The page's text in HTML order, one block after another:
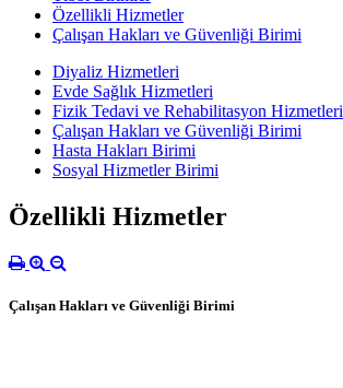
Özellikli Hizmetler
Çalışan Hakları ve Güvenliği Birimi
Diyaliz Hizmetleri
Evde Sağlık Hizmetleri
Fizik Tedavi ve Rehabilitasyon Hizmetleri
Çalışan Hakları ve Güvenliği Birimi
Hasta Hakları Birimi
Sosyal Hizmetler Birimi
Özellikli Hizmetler
Çalışan Hakları ve Güvenliği Birimi